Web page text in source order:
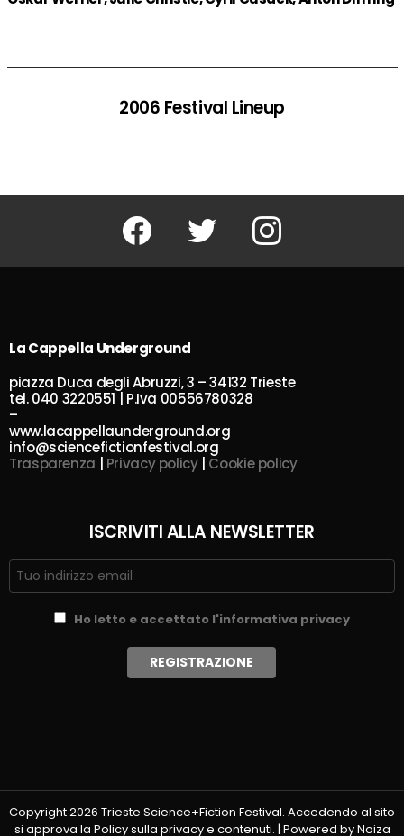
2006 Festival Lineup
Facebook Twitter Instagram
La Cappella Underground
piazza Duca degli Abruzzi, 3 – 34132 Trieste
tel. 040 3220551 | P.Iva 00556780328
–
www.lacappellaunderground.org
info@sciencefictionfestival.org
Trasparenza
Privacy policy| Cookie policy
ISCRIVITI ALLA NEWSLETTER
Ho letto e accettato l'informativa privacy
Copyright 2026 Trieste Science+Fiction Festival. Accedendo al sito
si approva la Policy sulla privacy e contenuti. | Powered by Noiza